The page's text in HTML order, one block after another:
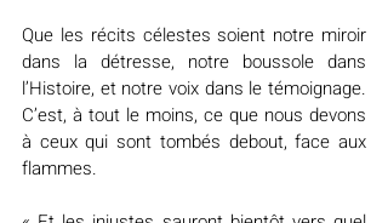
Que les récits célestes soient notre miroir
dans la détresse, notre boussole dans
l’Histoire, et notre voix dans le témoignage.
C’est, à tout le moins, ce que nous devons
à ceux qui sont tombés debout, face aux
flammes.